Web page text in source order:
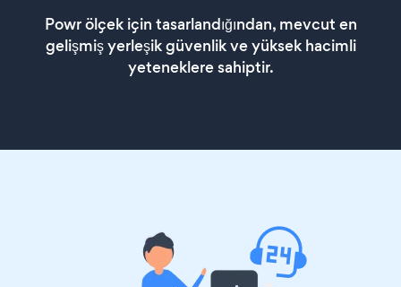
Powr ölçek için tasarlandığından, mevcut en
gelişmiş yerleşik güvenlik ve yüksek hacimli
yeteneklere sahiptir.